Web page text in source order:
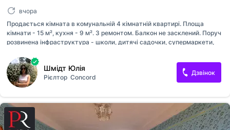
вчора
Продається кімната в комунальній 4 кімнатній квартирі. Площа
кімнати - 15 м², кухня - 9 м². З ремонтом. Балкон не засклений. Поруч
розвинена інфраструктура - школи, дитячі садочки, супермаркети,
Шмідт Юлія
Рієлтор Concord
Дзвінок